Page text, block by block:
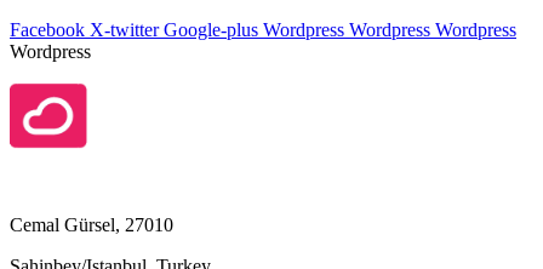
Facebook X-twitter Google-plus Wordpress Wordpress Wordpress
Wordpress
Cemal Gürsel, 27010